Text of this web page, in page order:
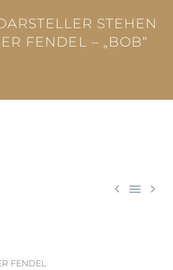
STEHEN
FENDEL – „BOB“
  
FENDEL